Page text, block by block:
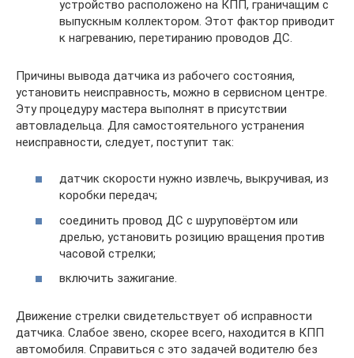
устройство расположено на КПП, граничащим с
выпускным коллектором. Этот фактор приводит
к нагреванию, перетиранию проводов ДС.
Причины вывода датчика из рабочего состояния,
установить неисправность, можно в сервисном центре.
Эту процедуру мастера выполнят в присутствии
автовладельца. Для самостоятельного устранения
неисправности, следует, поступит так:
датчик скорости нужно извлечь, выкручивая, из
коробки передач;
соединить провод ДС с шуруповёртом или
дрелью, установить розицию вращения против
часовой стрелки;
включить зажигание.
Движение стрелки свидетельствует об исправности
датчика. Слабое звено, скорее всего, находится в КПП
автомобиля. Справиться с это задачей водителю без